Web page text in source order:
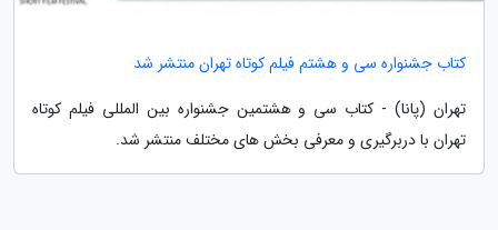
کتاب جشنواره سی و هشتم فیلم کوتاه تهران منتشر شد
تهران (پانا) - کتاب سی و هشتمین جشنواره بین المللی فیلم کوتاه
تهران با دربرگیری و معرفی بخش های مختلف منتشر شد.